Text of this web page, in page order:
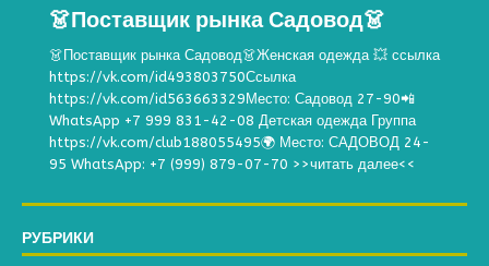
👗Поставщик рынка Садовод👗
👗Поставщик рынка Садовод👗Женская одежда 💥 ссылка
https://vk.com/id493803750Ссылка
https://vk.com/id563663329Место: Садовод 27-90📲
WhatsApp +7 999 831-42-08 Детская одежда Группа
https://vk.com/club188055495🌍 Место: САДОВОД 24-
95 WhatsApp: +7 (999) 879-07-70 >>читать далее<<
РУБРИКИ